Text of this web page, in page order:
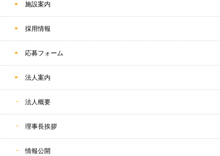
施設案内
採用情報
応募フォーム
法人案内
法人概要
理事長挨拶
情報公開